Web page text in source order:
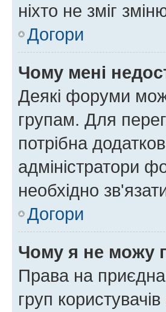
ніхто не зміг
Догори
Чому мені
Деякі форуми
групам. Для
потрібна
адміністратори
необхідно
Догори
Чому я не можу
Права на
груп